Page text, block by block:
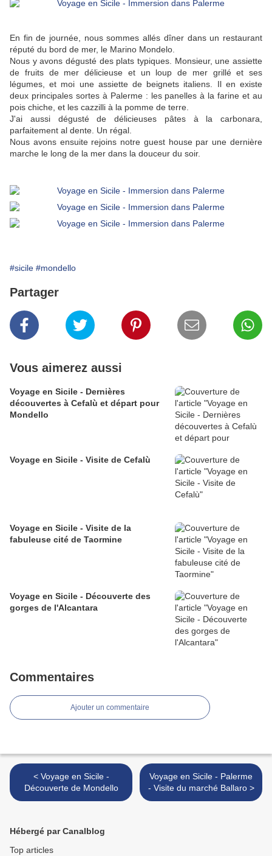
En fin de journée, nous sommes allés dîner dans un restaurant
réputé du bord de mer, le Marino Mondelo.
Nous y avons dégusté des plats typiques. Monsieur, une assiette
de fruits de mer délicieuse et un loup de mer grillé et ses
légumes, et moi une assiette de beignets italiens. Il en existe
deux principales sortes à Palerme : les panelles à la farine et au
pois chiche, et les cazzilli à la pomme de terre.
J'ai aussi dégusté de délicieuses pâtes à la carbonara,
parfaitement al dente. Un régal.
Nous avons ensuite rejoins notre guest house par une dernière
marche le long de la mer dans la douceur du soir.
#sicile #mondello
Partager
Vous aimerez aussi
Voyage en Sicile - Dernières
découvertes à Cefalù et départ pour
Mondello
Voyage en Sicile - Visite de Cefalù
Voyage en Sicile - Visite de la
fabuleuse cité de Taormine
Voyage en Sicile - Découverte des
gorges de l'Alcantara
Commentaires
Ajouter un commentaire
< Voyage en Sicile -
Découverte de Mondello
Voyage en Sicile - Palerme
- Visite du marché Ballaro >
Hébergé par Canalblog
Top articles